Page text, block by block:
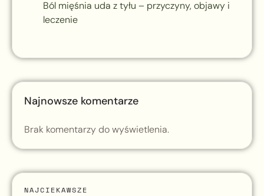
Ból mięśnia uda z tyłu – przyczyny, objawy i
leczenie
Najnowsze komentarze
Brak komentarzy do wyświetlenia.
NAJCIEKAWSZE